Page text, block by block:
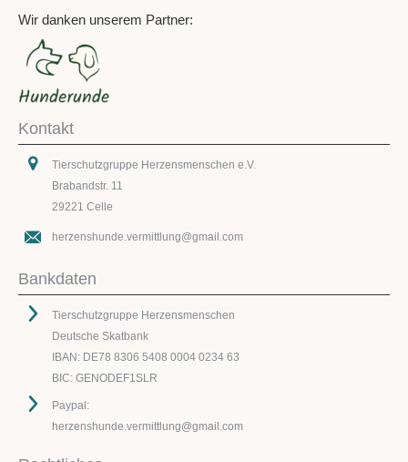
Wir danken unserem Partner:
Kontakt
Tierschutzgruppe Herzensmenschen e.V.
Brabandstr. 11
29221 Celle
herzenshunde.vermittlung@gmail.com
Bankdaten
Tierschutzgruppe Herzensmenschen
Deutsche Skatbank
IBAN: DE78 8306 5408 0004 0234 63
BIC: GENODEF1SLR
Paypal:
herzenshunde.vermittlung@gmail.com